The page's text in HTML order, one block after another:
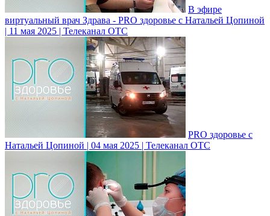
В эфире
виртуальный врач Здрава - PRO здоровье с Натальей Цопиной
| 11 мая 2025 | Телеканал ОТС
PRO здоровье с
Натальей Цопиной | 04 мая 2025 | Телеканал ОТС